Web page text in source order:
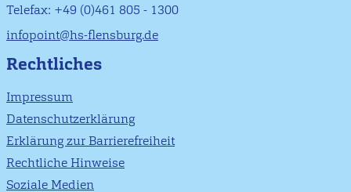
Telefax: +49 (0)461 805 - 1300
infopoint@hs-flensburg.de
Rechtliches
Impressum
Datenschutzerklärung
Erklärung zur Barrierefreiheit
Rechtliche Hinweise
Soziale Medien